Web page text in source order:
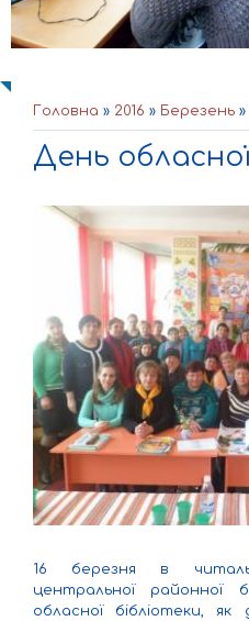
Головна » 2016 » Березень »
День
16 березня в
центральної районної
обласної бібліотеки, як